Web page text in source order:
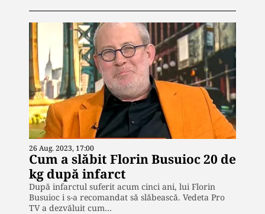
26 Aug. 2023, 17:00
Cum a slăbit Florin Busuioc 20 de
kg după infarct
După infarctul suferit acum cinci ani, lui Florin
Busuioc i s-a recomandat să slăbească. Vedeta Pro
TV a dezvăluit cum…